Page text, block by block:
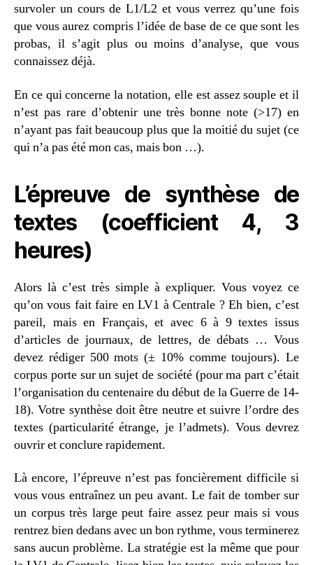
survoler un cours de L1/L2 et vous verrez qu’une fois
que vous aurez compris l’idée de base de ce que sont les
probas, il s’agit plus ou moins d’analyse, que vous
connaissez déjà.
En ce qui concerne la notation, elle est assez souple et il
n’est pas rare d’obtenir une très bonne note (>17) en
n’ayant pas fait beaucoup plus que la moitié du sujet (ce
qui n’a pas été mon cas, mais bon …).
L’épreuve de synthèse de
textes (coefficient 4, 3
heures)
Alors là c’est très simple à expliquer. Vous voyez ce
qu’on vous fait faire en LV1 à Centrale ? Eh bien, c’est
pareil, mais en Français, et avec 6 à 9 textes issus
d’articles de journaux, de lettres, de débats … Vous
devez rédiger 500 mots (± 10% comme toujours). Le
corpus porte sur un sujet de société (pour ma part c’était
l’organisation du centenaire du début de la Guerre de 14-
18). Votre synthèse doit être neutre et suivre l’ordre des
textes (particularité étrange, je l’admets). Vous devrez
ouvrir et conclure rapidement.
Là encore, l’épreuve n’est pas foncièrement difficile si
vous vous entraînez un peu avant. Le fait de tomber sur
un corpus très large peut faire assez peur mais si vous
rentrez bien dedans avec un bon rythme, vous terminerez
sans aucun problème. La stratégie est la même que pour